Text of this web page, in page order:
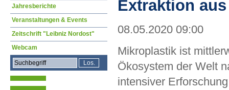
Extraktion
08.05.2020 09:00
Mikroplastik ist
Ökosystem der Welt
intensiver
Jahresberichte
Veranstaltungen & Events
Zeitschrift "Leibniz Nordost"
Webcam